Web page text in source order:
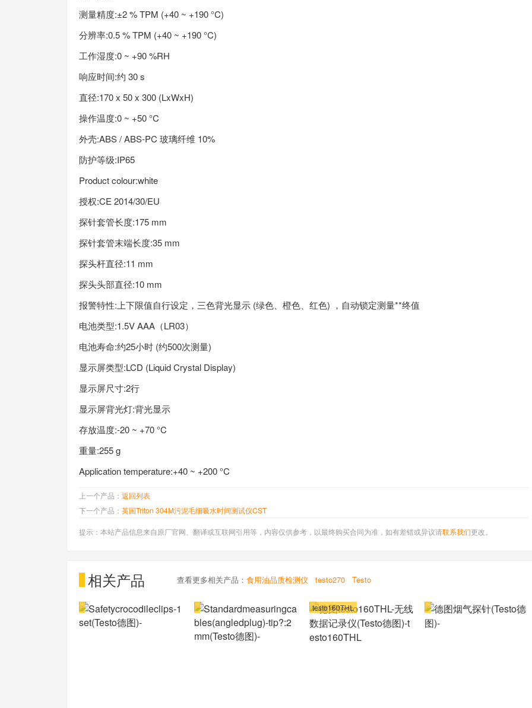
测量精度:±2 % TPM (+40 ~ +190 °C)
分辨率:0.5 % TPM (+40 ~ +190 °C)
工作湿度:0 ~ +90 %RH
响应时间:约 30 s
直径:170 x 50 x 300 (LxWxH)
操作温度:0 ~ +50 °C
外壳:ABS / ABS-PC 玻璃纤维 10%
防护等级:IP65
Product colour:white
授权:CE 2014/30/EU
探针套管长度:175 mm
探针套管末端长度:35 mm
探头杆直径:11 mm
探头头部直径:10 mm
报警特性:上下限值自行设定，三色背光显示 (绿色、橙色、红色) ，自动锁定测量**终值
电池类型:1.5V AAA（LR03）
电池寿命:约25小时 (约500次测量)
显示屏类型:LCD (Liquid Crystal Display)
显示屏尺寸:2行
显示屏背光灯:背光显示
存放温度:-20 ~ +70 °C
重量:255 g
Application temperature:+40 ~ +200 °C
上一个产品： 返回列表
下一个产品： 英国Triton 304M污泥毛细吸水时间测试仪CST
提示：本站产品信息来自原厂官网、翻译或互联网引用等，内容仅供参考，以最终购买合同为准，如有差错或异议请联系我们更改。
相关产品 查看更多相关产品： 食用油品质检测仪 testo270 Testo
testo160THL